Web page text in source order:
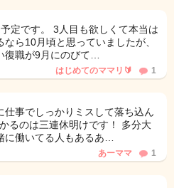
定です。 3人目も欲しくて本当は
ら10月頃と思っていましたが、
復職が9月にのびて…
はじめてのママリ🔰 1
仕事でしっかりミスして落ち込ん
るのは三連休明けです！ 多分大
に働いてる人もあるあ…
あーママ 1